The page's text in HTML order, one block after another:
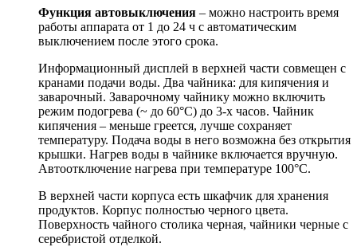
Функция автовыключения – можно настроить время
работы аппарата от 1 до 24 ч с автоматическим
выключением после этого срока.
Информационный дисплей в верхней части совмещен с
кранами подачи воды. Два чайника: для кипячения и
заварочный. Заварочному чайнику можно включить
режим подогрева (~ до 60°С) до 3-х часов. Чайник
кипячения – меньше греется, лучше сохраняет
температуру. Подача воды в него возможна без открытия
крышки. Нагрев воды в чайнике включается вручную.
Автоотключение нагрева при температуре 100°С.
В верхней части корпуса есть шкафчик для хранения
продуктов. Корпус полностью черного цвета.
Поверхность чайного столика черная, чайники черные с
серебристой отделкой.